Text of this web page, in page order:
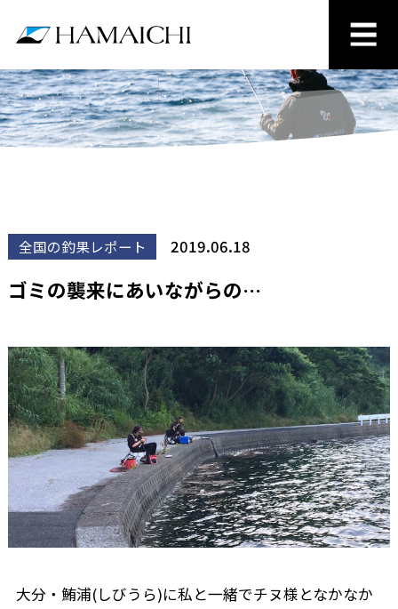
全国の釣果レポート 2019.06.18
ゴミの襲来にあいながらの…
大分・鮪浦(しびうら)に私と一緒でチヌ様となかなか